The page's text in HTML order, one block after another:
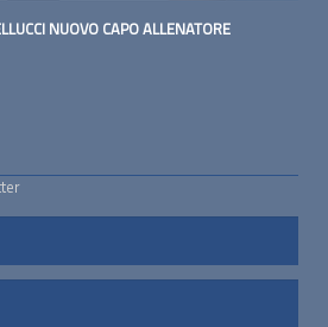
NUOVO CAPO ALLENATORE